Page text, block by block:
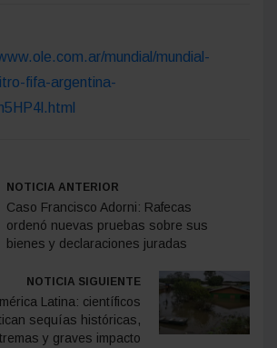
mundial/mundial-
fifa-argentina-
NOTICIA ANTERIOR
Caso Francisco Adorni: Rafecas
ordenó nuevas pruebas sobre sus
bienes y declaraciones juradas
NOTICIA SIGUIENTE
Latina: científicos
sequías históricas,
y graves impacto